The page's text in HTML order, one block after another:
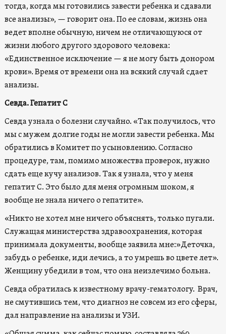
тогда, когда мы готовились завести ребенка и сдавали
все анализы», — говорит она. По ее словам, жизнь она
ведет вполне обычную, ничем не отличающуюся от
жизни любого другого здорового человека:
«Единственное исключение — я не могу быть донором
крови». Время от времени она на всякий случай сдает
анализы.
Севда. Гепатит С
Севда узнала о болезни случайно. «Так получилось, что
мы с мужем долгие годы не могли завести ребенка. Мы
обратились в Комитет по усыновлению. Согласно
процедуре, там, помимо множества проверок, нужно
сдать еще кучу анализов. Так я узнала, что у меня
гепатит С. Это было для меня огромным шоком, я
вообще не знала ничего о гепатите».
«Никто не хотел мне ничего объяснять, только пугали.
Служащая министерства здравоохранения, которая
принимала документы, вообще заявила мне:»Деточка,
забудь о ребенке, иди лечись, а то умрешь во цвете лет».
Женщину убедили в том, что она неизлечимо больна.
Севда обратилась к известному врачу-гематологу. Врач,
не смутившись тем, что диагноз не совсем из его сферы,
дал направление на анализы и УЗИ.